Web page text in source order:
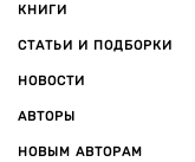
КНИГИ
СТАТЬИ И ПОДБОРКИ
НОВОСТИ
АВТОРЫ
НОВЫМ АВТОРАМ